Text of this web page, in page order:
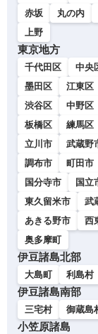
赤坂
丸の内
上野
東京地方
千代田区 中央
墨田区
江東区
渋谷区
中野区
板橋区
練馬区
立川市
武蔵野
調布市
町田市
国分寺市
国立
東久留米市
武
あきる野市
西
奥多摩町
伊豆諸島北部
大島町 利島村
伊豆諸島南部
三宅村 御蔵島
小笠原諸島